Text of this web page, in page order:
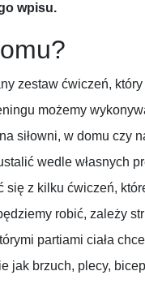
wpisu.
zestaw ćwiczeń,
możemy
siłowni, w domu
wedle własnych
z kilku ćwiczeń,
robić, zależy
partiami ciała
brzuch, plecy,